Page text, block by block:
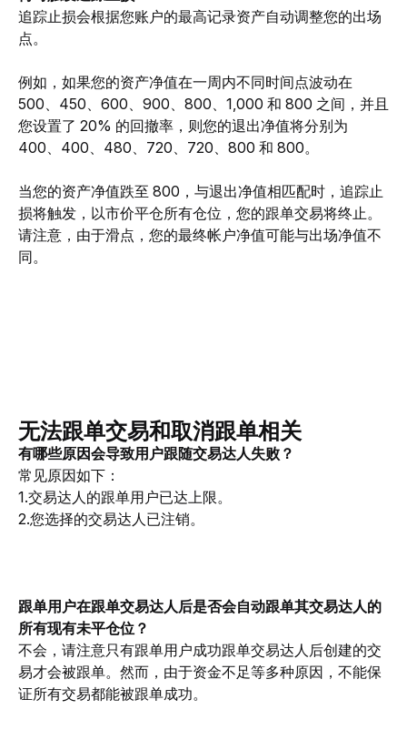
追踪止损会根据您账户的最高记录资产自动调整您的出场
点。
例如，如果您的资产净值在一周内不同时间点波动在
500、450、600、900、800、1,000 和 800 之间，并且
您设置了 20% 的回撤率，则您的退出净值将分别为
400、400、480、720、720、800 和 800。
当您的资产净值跌至 800，与退出净值相匹配时，追踪止
损将触发，以市价平仓所有仓位，您的跟单交易将终止。
请注意，由于滑点，您的最终帐户净值可能与出场净值不
同。
无法跟单交易和取消跟单相关
有哪些原因会导致用户跟随交易达人失败？
常见原因如下：
1.交易达人的跟单用户已达上限。
2.您选择的交易达人已注销。
跟单用户在跟单交易达人后是否会自动跟单其交易达人的
所有现有未平仓位？
不会，请注意只有跟单用户成功跟单交易达人后创建的交
易才会被跟单。然而，由于资金不足等多种原因，不能保
证所有交易都能被跟单成功。